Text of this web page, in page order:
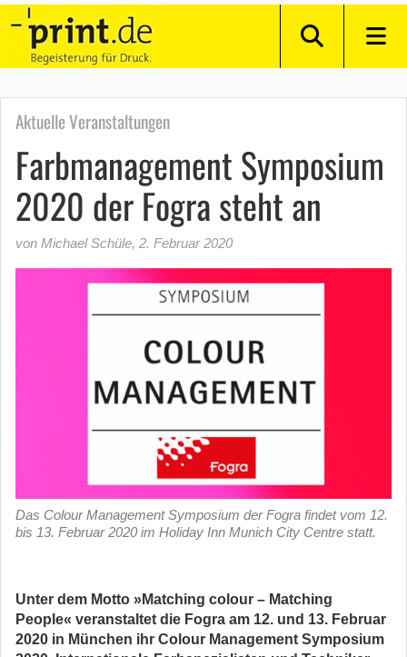
Aktuelle Veranstaltungen
Farbmanagement Symposium
2020 der Fogra steht an
von Michael Schüle, 2. Februar 2020
Das Colour Management Symposium der Fogra findet vom 12.
bis 13. Februar 2020 im Holiday Inn Munich City Centre statt.
Unter dem Motto »Matching colour – Matching
People« veranstaltet die Fogra am 12. und 13. Februar
2020 in München ihr Colour Management Symposium